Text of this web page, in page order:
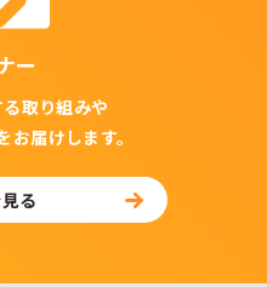
ー
取り組みや
お届けします。
る